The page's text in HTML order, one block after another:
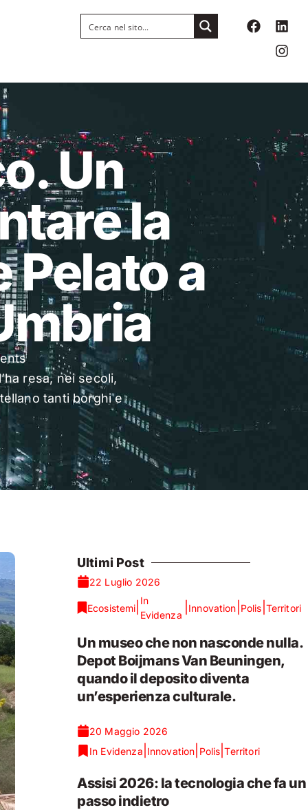
Un
la
Pelato a
resa, nei secoli,
tanti borghi e
Ultimi Post
22 Luglio 2026
Ecosistemi
In
Evidenza
Innovation Polis Territori
Un museo che non nasconde nulla.
Depot Boijmans Van Beuningen,
quando il deposito diventa
un’esperienza culturale.
20 Maggio 2026
In Evidenza Innovation Polis |Territori
Assisi 2026: la tecnologia che fa un
passo indietro